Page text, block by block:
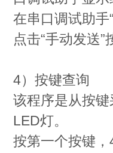
在串口调试助手
点击“手动发送
4）按键查询
该程序是从按
LED灯。
按第一个按键